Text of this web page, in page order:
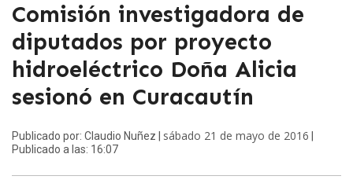
Comisión investigadora de
diputados por proyecto
hidroeléctrico Doña Alicia
sesionó en Curacautín
Publicado por: Claudio Nuñez | sábado 21 de mayo de 2016
Publicado a las: 16:07